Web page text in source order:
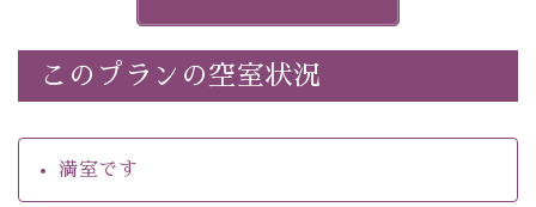
いう昔の暦による料理表現）
・朝食はこだわりの味噌汁をはじめとした和定食
【温泉】
自家源泉「美翠源泉」は酸化の進みが遅く新鮮で若返り
このプランの空室状況
満室です